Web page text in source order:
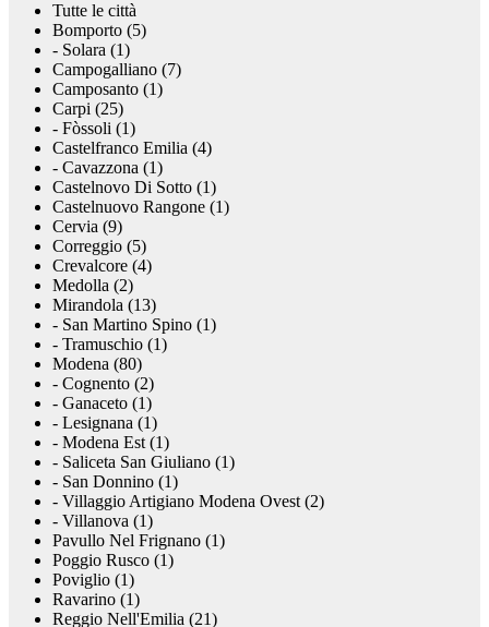
Tutte le città
Bomporto (5)
- Solara (1)
Campogalliano (7)
Camposanto (1)
Carpi (25)
- Fòssoli (1)
Castelfranco Emilia (4)
- Cavazzona (1)
Castelnovo Di Sotto (1)
Castelnuovo Rangone (1)
Cervia (9)
Correggio (5)
Crevalcore (4)
Medolla (2)
Mirandola (13)
- San Martino Spino (1)
- Tramuschio (1)
Modena (80)
- Cognento (2)
- Ganaceto (1)
- Lesignana (1)
- Modena Est (1)
- Saliceta San Giuliano (1)
- San Donnino (1)
- Villaggio Artigiano Modena Ovest (2)
- Villanova (1)
Pavullo Nel Frignano (1)
Poggio Rusco (1)
Poviglio (1)
Ravarino (1)
Reggio Nell'Emilia (21)